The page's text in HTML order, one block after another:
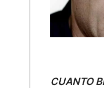
CUANTO